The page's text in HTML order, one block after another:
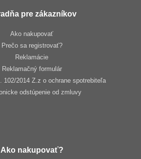
pre zákazníkov
Ako nakupovať
Prečo sa registrovať?
Reklamácie
Reklamačný formulár
102/2014 Z.z o ochrane spotrebiteľa
odstúpenie od zmluvy
Ako nakupovať?